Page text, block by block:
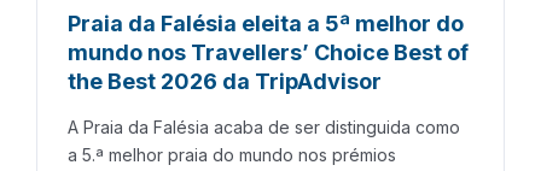
Praia da Falésia eleita a 5ª melhor do
mundo nos Travellers’ Choice Best of
the Best 2026 da TripAdvisor
A Praia da Falésia acaba de ser distinguida como
a 5.ª melhor praia do mundo nos prémios